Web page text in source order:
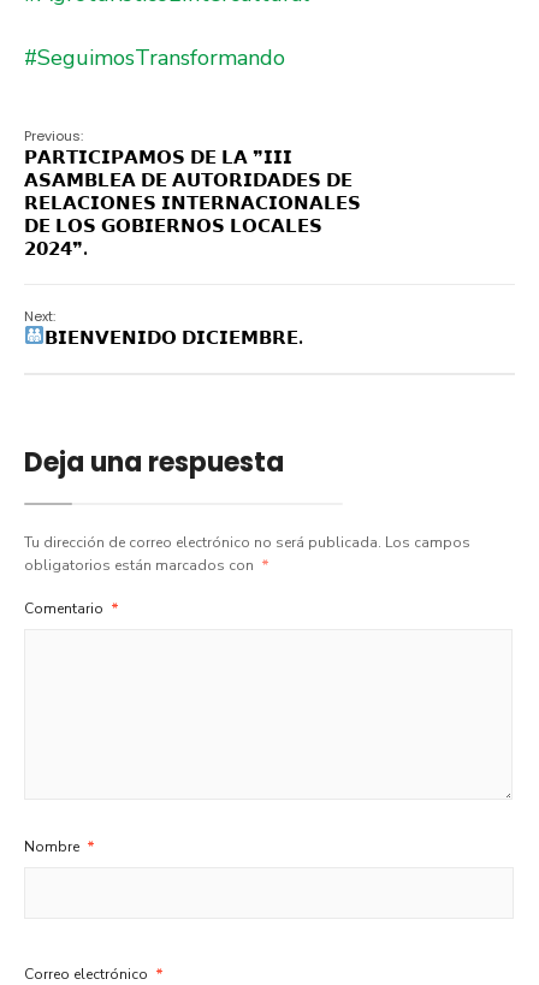
#SeguimosTransformando
Previous:
𝗣𝗔𝗥𝗧𝗜𝗖𝗜𝗣𝗔𝗠𝗢𝗦 𝗗𝗘 𝗟𝗔 ❞𝗜𝗜𝗜
𝗔𝗦𝗔𝗠𝗕𝗟𝗘𝗔 𝗗𝗘 𝗔𝗨𝗧𝗢𝗥𝗜𝗗𝗔𝗗𝗘𝗦 𝗗𝗘
𝗥𝗘𝗟𝗔𝗖𝗜𝗢𝗡𝗘𝗦 𝗜𝗡𝗧𝗘𝗥𝗡𝗔𝗖𝗜𝗢𝗡𝗔𝗟𝗘𝗦
𝗗𝗘 𝗟𝗢𝗦 𝗚𝗢𝗕𝗜𝗘𝗥𝗡𝗢𝗦 𝗟𝗢𝗖𝗔𝗟𝗘𝗦
𝟮𝟬𝟮𝟰❞.
Next:
𝗕𝗜𝗘𝗡𝗩𝗘𝗡𝗜𝗗𝗢 𝗗𝗜𝗖𝗜𝗘𝗠𝗕𝗥𝗘.
Deja una respuesta
Tu dirección de correo electrónico no será publicada. Los campos
obligatorios están marcados con *
Comentario *
Nombre *
Correo electrónico *